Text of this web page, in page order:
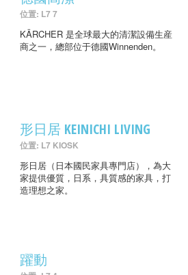
位置: L7 7
KÄRCHER 是全球最大的清潔設備生産
商之一，總部位于德國Winnenden。
形日居 KEINICHI LIVING
位置: L7 KIOSK
形日居（日本國民家具專門店），為大
家提供優質，日系，具質感的家具，打
造理想之家。
躍動